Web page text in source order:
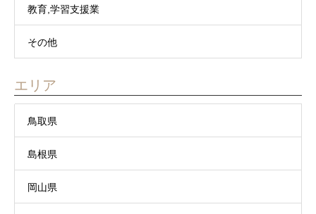
教育,学習支援業
その他
エリア
鳥取県
島根県
岡山県